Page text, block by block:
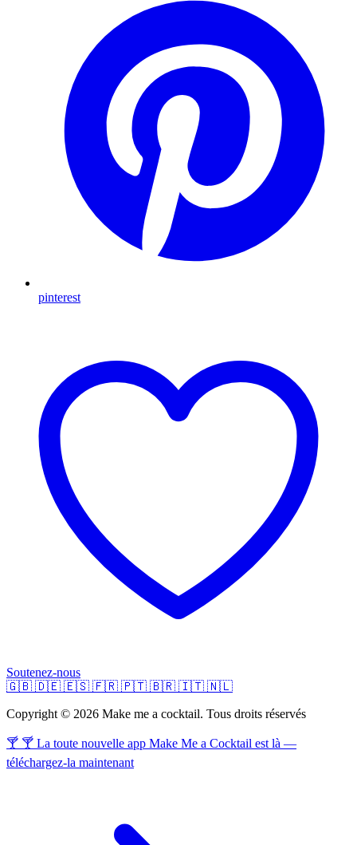
pinterest
Soutenez-nous
🇬🇧 🇩🇪 🇪🇸 🇫🇷 🇵🇹 🇧🇷 🇮🇹 🇳🇱
Copyright © 2026 Make me a cocktail. Tous droits réservés
🍸 🍸 La toute nouvelle app Make Me a Cocktail est là —
téléchargez-la maintenant